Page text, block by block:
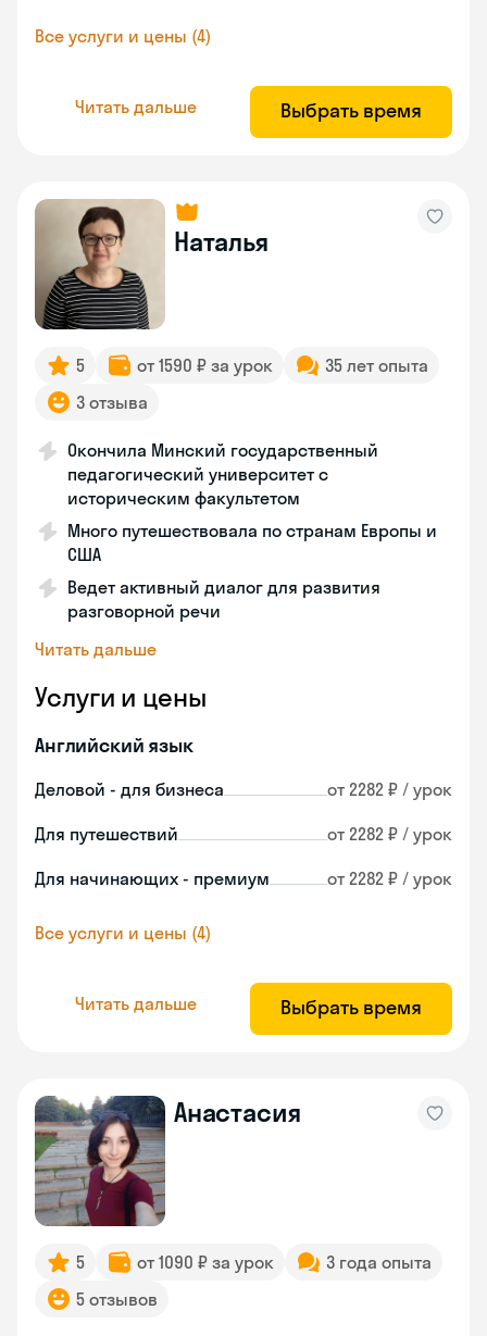
Все услуги и цены (4)
Читать дальше Выбрать время
Наталья
5 от 1590 ₽ за урок
35 лет опыта
3 отзыва
Окончила Минский государственный
педагогический университет с
историческим факультетом
Много путешествовала по странам Европы и
США
Ведет активный диалог для развития
разговорной речи
Читать дальше
Услуги и цены
Английский язык
Деловой - для бизнеса от 2282 ₽ / урок
Для путешествий от 2282 ₽ / урок
Для начинающих - премиум от 2282 ₽ / урок
Все услуги и цены (4)
Читать дальше Выбрать время
Анастасия
5 от 1090 ₽ за урок
3 года опыта
5 отзывов